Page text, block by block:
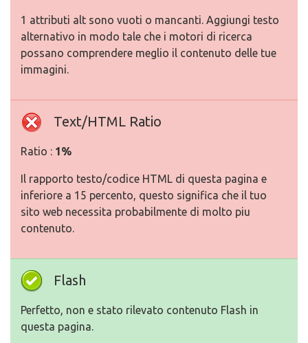
1 attributi alt sono vuoti o mancanti. Aggiungi testo
alternativo in modo tale che i motori di ricerca
possano comprendere meglio il contenuto delle tue
immagini.
Text/HTML Ratio
Ratio : 1%
Il rapporto testo/codice HTML di questa pagina e
inferiore a 15 percento, questo significa che il tuo
sito web necessita probabilmente di molto piu
contenuto.
Flash
Perfetto, non e stato rilevato contenuto Flash in
questa pagina.